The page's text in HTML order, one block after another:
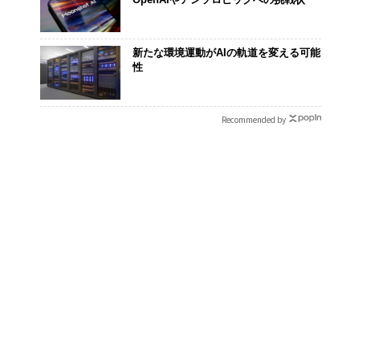
新たな環境運動がAIの軌道を変える可能
性
Recommended by